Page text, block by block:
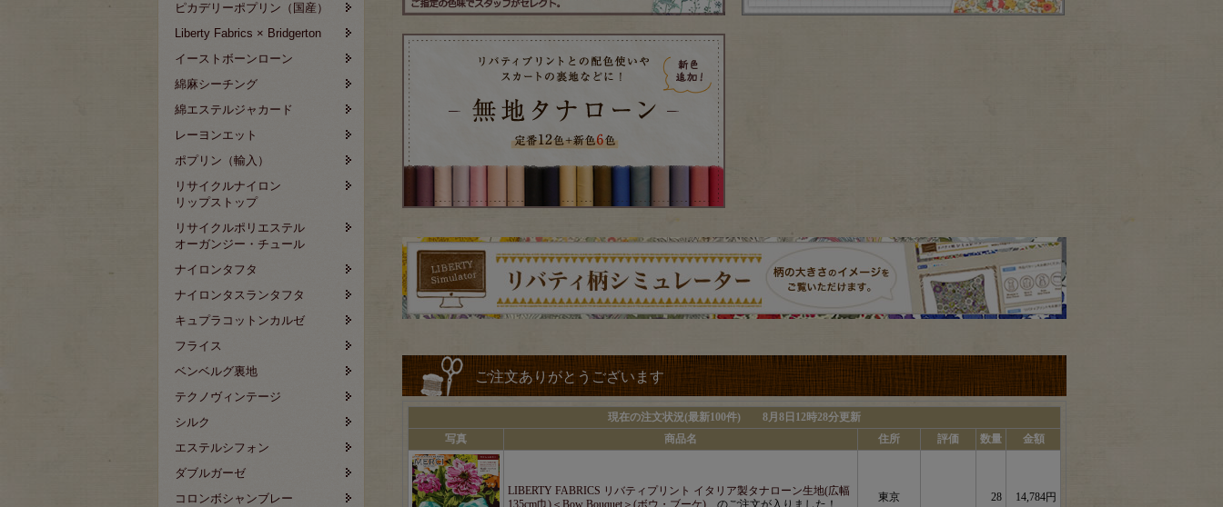
ピカデリーポプリン（国産）
Liberty Fabrics × Bridgerton
イーストボーンローン
綿麻シーチング
綿エステルジャカード
レーヨンエット
ポプリン（輸入）
リサイクルナイロン
リップストップ
リサイクルポリエステル
オーガンジー・チュール
ナイロンタフタ
ナイロンタスランタフタ
キュプラコットンカルゼ
フライス
ベンベルグ裏地
テクノヴィンテージ
シルク
エステルシフォン
ダブルガーゼ
コロンボシャンブレー
ご注文ありがとうございます